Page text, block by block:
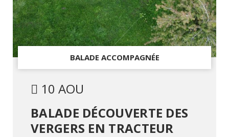
BALADE ACCOMPAGNÉE
10 AOU
BALADE DÉCOUVERTE DES
VERGERS EN TRACTEUR